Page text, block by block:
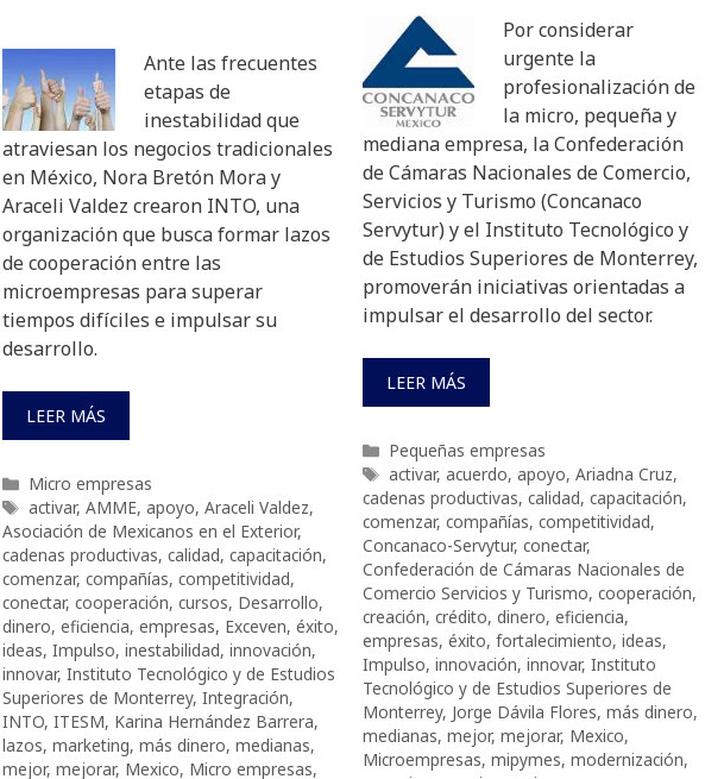
Ante las frecuentes
etapas de
inestabilidad que
atraviesan los negocios tradicionales
en México, Nora Bretón Mora y
Araceli Valdez crearon INTO, una
organización que busca formar lazos
de cooperación entre las
microempresas para superar
tiempos difíciles e impulsar su
desarrollo.
LEER MÁS
Categorías
Micro empresas
Etiquetas
activar, AMME, apoyo, Araceli Valdez,
Asociación de Mexicanos en el Exterior,
cadenas productivas, calidad, capacitación,
comenzar, compañías, competitividad,
conectar, cooperación, cursos, Desarrollo,
dinero, eficiencia, empresas, Exceven, éxito,
ideas, Impulso, inestabilidad, innovación,
innovar, Instituto Tecnológico y de Estudios
Superiores de Monterrey, Integración,
INTO, ITESM, Karina Hernández Barrera,
lazos, marketing, más dinero, medianas,
mejor, mejorar, Mexico, Micro empresas,
Por considerar
urgente la
profesionalización de
la micro, pequeña y
mediana empresa, la Confederación
de Cámaras Nacionales de Comercio,
Servicios y Turismo (Concanaco
Servytur) y el Instituto Tecnológico y
de Estudios Superiores de Monterrey,
promoverán iniciativas orientadas a
impulsar el desarrollo del sector.
LEER MÁS
Categorías
Pequeñas empresas
Etiquetas
activar, acuerdo, apoyo, Ariadna Cruz,
cadenas productivas, calidad, capacitación,
comenzar, compañías, competitividad,
Concanaco-Servytur, conectar,
Confederación de Cámaras Nacionales de
Comercio Servicios y Turismo, cooperación,
creación, crédito, dinero, eficiencia,
empresas, éxito, fortalecimiento, ideas,
Impulso, innovación, innovar, Instituto
Tecnológico y de Estudios Superiores de
Monterrey, Jorge Dávila Flores, más dinero,
medianas, mejor, mejorar, Mexico,
Microempresas, mipymes, modernización,